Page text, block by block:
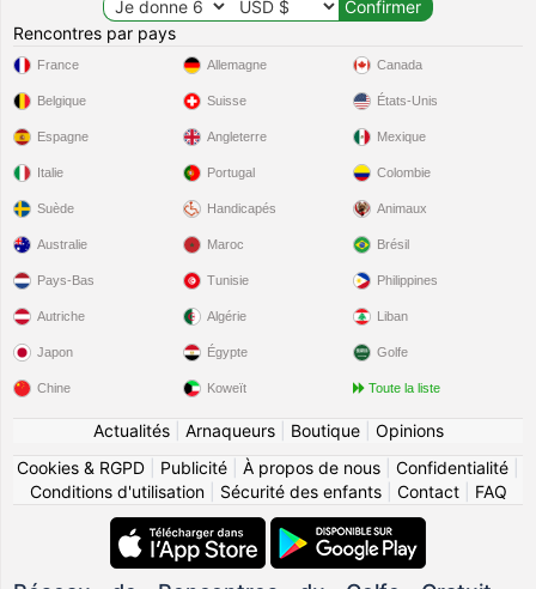
Rencontres par pays
France
Belgique
Espagne
Italie
Suède
Allemagne
Suisse
Angleterre
Portugal
Handicapés
Canada
États-Unis
Mexique
Colombie
Animaux
Australie
Pays-Bas
Autriche
Japon
Chine
Maroc
Tunisie
Algérie
Égypte
Koweït
Brésil
Philippines
Liban
Golfe
Toute la liste
Actualités| Arnaqueurs| Boutique| Opinions
Cookies & RGPD
Publicité À propos de nous Confidentialité
Conditions d'utilisation| Sécurité des enfants| Contact| FAQ